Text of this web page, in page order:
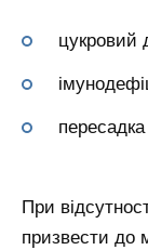
цукровий
пересадка
При
призвести до